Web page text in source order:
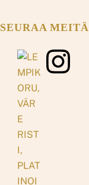
SEURAA MEITÄ